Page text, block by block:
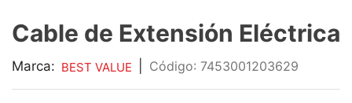
Cable de Extensión Eléctrica
Marca: BEST VALUE : 7453001203629
.
marcadores
7.
audifonos